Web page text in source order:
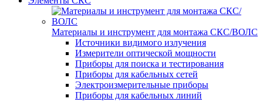
Материалы и инструмент для монтажа СКС/ВОЛС
Источники видимого излучения
Измерители оптической мощности
Приборы для поиска и тестирования
Приборы для кабельных сетей
Электроизмерительные приборы
Приборы для кабельных линий